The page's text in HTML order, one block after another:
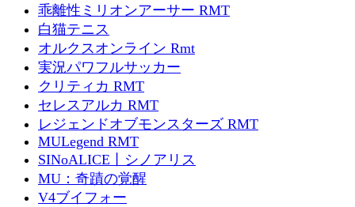
乖離性ミリオンアーサー RMT
白猫テニス
オルクスオンライン Rmt
実況パワフルサッカー
クリティカ RMT
セレスアルカ RMT
レジェンドオブモンスターズ RMT
MULegend RMT
SINoALICE丨シノアリス
MU：奇蹟の覚醒
V4ブイフォー